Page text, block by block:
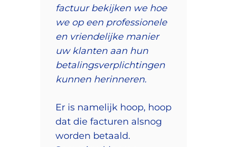
factuur bekijken we hoe
we op een professionele
en vriendelijke manier
uw klanten aan hun
betalingsverplichtingen
kunnen herinneren.
Er is namelijk hoop, hoop
dat die facturen alsnog
worden betaald.